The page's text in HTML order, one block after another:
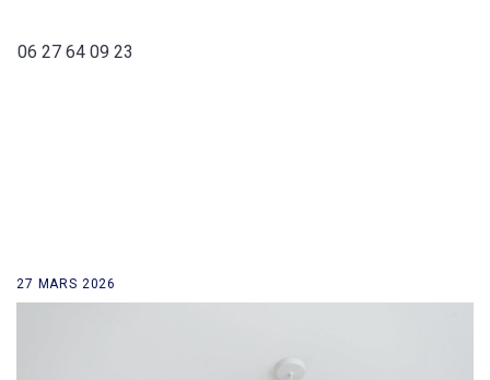
06 27 64 09 23
retour à la liste des news
27 MARS 2026